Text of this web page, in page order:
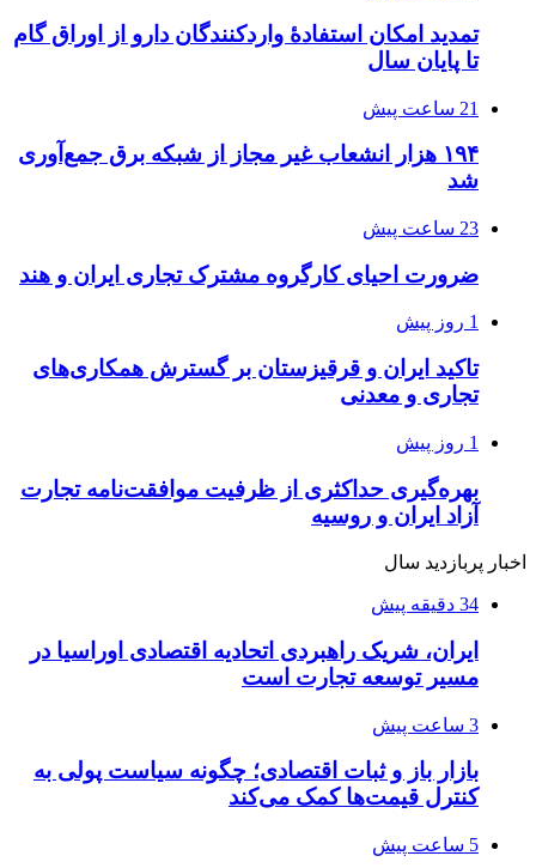
تمدید امکان استفادۀ واردکنندگان دارو از اوراق گام
تا پایان سال
21 ساعت پیش
۱۹۴ هزار انشعاب غیر مجاز از شبکه برق جمع‌آوری
شد
23 ساعت پیش
ضرورت احیای کارگروه مشترک تجاری ایران و هند
1 روز پیش
تاکید ایران و قرقیزستان بر گسترش همکاری‌های
تجاری و معدنی
1 روز پیش
بهره‌گیری حداکثری از ظرفیت موافقت‌نامه تجارت
آزاد ایران و روسیه
اخبار پربازدید سال
34 دقیقه پیش
ایران، شریک راهبردی اتحادیه اقتصادی اوراسیا در
مسیر توسعه تجارت است
3 ساعت پیش
بازار باز و ثبات اقتصادی؛ چگونه سیاست پولی به
کنترل قیمت‌ها کمک می‌کند
5 ساعت پیش